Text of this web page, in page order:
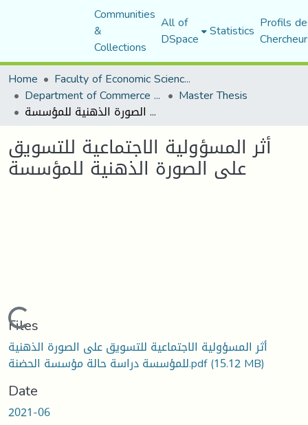
Communities
&
Collections
All of
DSpace Statistics Profils
Home
Faculty of Economic Sciences, Commerce and Management Sciences
Department of Commerce Science Master Thesis
أثر المسؤولية الاجتماعية للتسويق على الصورة الذهنية للمؤسسة
أثر المسؤولية الاجتماعية للتسويق
على الصورة الذهنية للمؤسسة
Loading...
Files
أثر المسؤولية الاجتماعية للتسويق على الصورة الذهنية
للمؤسسة دراسة حالة مؤسسة الحضنة.pdf(15.12 MB)
Date
2021-06